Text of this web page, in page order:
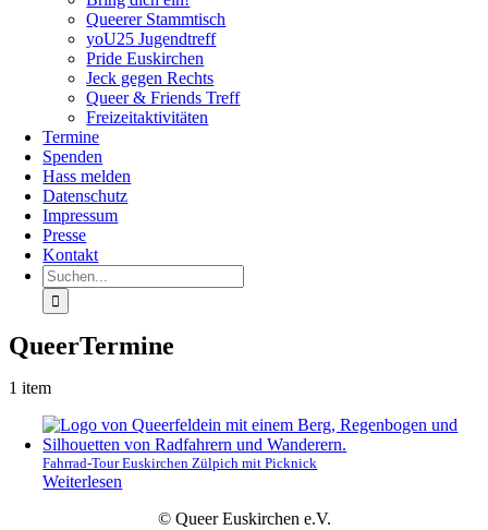
Queerer Stammtisch
yoU25 Jugendtreff
Pride Euskirchen
Jeck gegen Rechts
Queer & Friends Treff
Freizeitaktivitäten
Termine
Spenden
Hass melden
Datenschutz
Impressum
Presse
Kontakt
Suche
nach:
QueerTermine
1 item
Fahrrad-Tour Euskirchen Zülpich mit Picknick
Weiterlesen
© Queer Euskirchen e.V.